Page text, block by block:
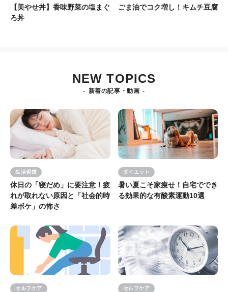
【美やせ丼】香味野菜の塩まぐ
ろ丼
ごま油でコク増し！キムチ豆腐
NEW TOPICS
新着の記事・動画
生活習慣
休日の「寝だめ」に要注意！疲
れが取れない原因と「社会的時
差ボケ」の怖さ
ダイエット
暑い夏こそ家痩せ！自宅ででき
る効果的な有酸素運動10選
セルフケア セルフケア